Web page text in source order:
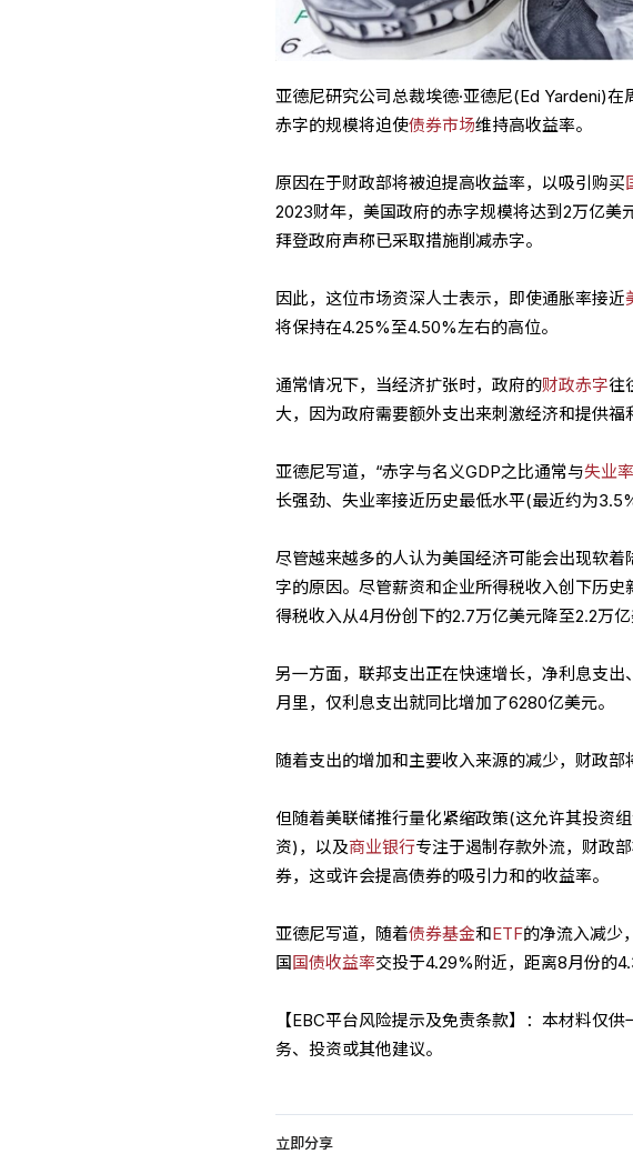
亚德尼研究公司总裁埃德·亚德尼(Ed Yardeni)
赤字的规模将迫使债券市场维持高收益率。
原因在于财政部将被迫提高收益率，以吸引购买
2023财年，美国政府的赤字规模将达到2万亿
拜登政府声称已采取措施削减赤字。
因此，这位市场资深人士表示，即使通胀率接近
将保持在4.25%至4.50%左右的高位。
通常情况下，当经济扩张时，政府的财政赤字往
大，因为政府需要额外支出来刺激经济和提供福
亚德尼写道，“赤字与名义GDP之比通常与失业
长强劲、失业率接近历史最低水平(最近约为
尽管越来越多的人认为美国经济可能会出现软
字的原因。尽管薪资和企业所得税收入创下历
得税收入从4月份创下的2.7万亿美元降至2.2万亿
另一方面，联邦支出正在快速增长，净利息支
月里，仅利息支出就同比增加了6280亿美元。
随着支出的增加和主要收入来源的减少，财政部
但随着美联储推行量化紧缩政策(这允许其投资
资)，以及商业银行专注于遏制存款外流，财政
券，这或许会提高债券的吸引力和的收益率。
亚德尼写道，随着债券基金和ETF的净流入减少
国 国债收益率交投于4.29%附近，距离8月份的
【EBC平台风险提示及免责条款】：本材料仅
务、投资或其他建议。
立即分享